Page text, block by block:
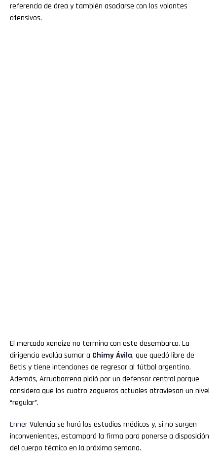
referencia de área y también asociarse con los volantes
ofensivos.
El mercado xeneize no termina con este desembarco. La
dirigencia evalúa sumar a Chimy Ávila, que quedó libre de
Betis y tiene intenciones de regresar al fútbol argentino.
Además, Arruabarrena pidió por un defensor central porque
considera que los cuatro zagueros actuales atraviesan un nivel
“regular”.
EnnerValencia se hará los estudios médicos y, si no surgen
inconvenientes, estampará la firma para ponerse a disposición
del cuerpo técnico en la próxima semana.